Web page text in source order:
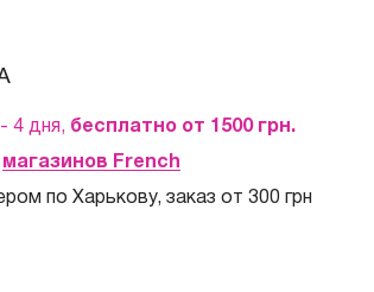
4 дня, бесплатно от 1500 грн.
магазинов French
по Харькову, заказ от 300 грн